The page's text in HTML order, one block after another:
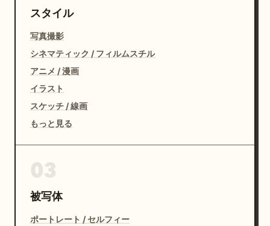
スタイル
写真撮影
シネマティック / フィルムスチル
アニメ / 漫画
イラスト
スケッチ / 線画
もっと見る
被写体
ポートレート / セルフィー